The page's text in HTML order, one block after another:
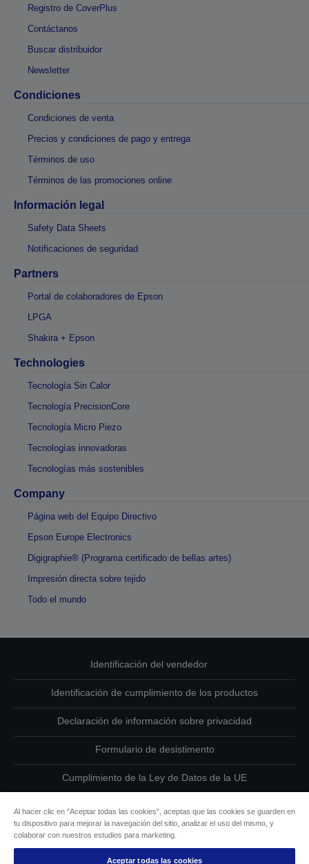
Registro de CoverPlus
Contáctanos
Buscar distribuidor
Newsletter
Condiciones
Condiciones de venta
Precios y condiciones de pago y entrega
Términos de uso
Términos de las promociones online
Información legal
Safety Data Sheets
Notificaciones de seguridad
Partners
Portal de colaboradores de Epson
LPGA
Shakira + Epson
Technologies
Tecnología Sin Calor
Tecnología PrecisionCore
Tecnología Micro Piezo
Tecnologías innovadoras
Tecnologías más sostenibles
Company
Página web del Equipo Directivo
Epson Europe Electronics
Digigraphie® (Programa certificado de bellas artes)
Impresión directa sobre tejido
Todo el mundo
Identificación del vendedor
Identificación de cumplimiento de los productos
Declaración de información sobre privacidad
Formulario de desistimento
Cumplimiento de la Ley de Datos de la UE
Ponte en contacto con nosotros en relación con tus datos
Información sobre cookies
Al hacer clic en “Aceptar todas las cookies”, aceptas que las cookies se guarden en
tu dispositivo para mejorar la navegación del sitio, analizar el uso del mismo, y
colaborar con nuestros estudios para marketing.
Aceptar todas las cookies